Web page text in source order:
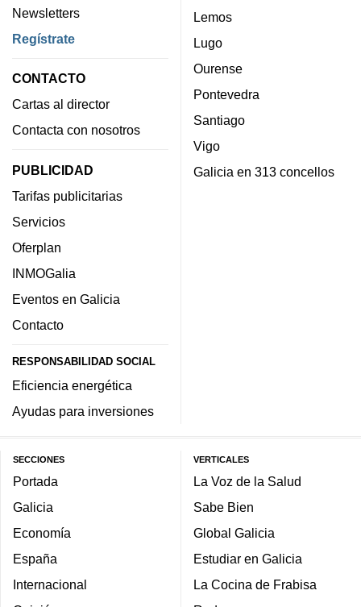
Newsletters
Regístrate
CONTACTO
Cartas al director
Contacta con nosotros
PUBLICIDAD
Tarifas publicitarias
Servicios
Oferplan
INMOGalia
Eventos en Galicia
Contacto
RESPONSABILIDAD SOCIAL
Eficiencia energética
Ayudas para inversiones
Lemos
Lugo
Ourense
Pontevedra
Santiago
Vigo
Galicia en 313 concellos
SECCIONES
Portada
Galicia
Economía
España
Internacional
VERTICALES
La Voz de la Salud
Sabe Bien
Global Galicia
Estudiar en Galicia
La Cocina de Frabisa